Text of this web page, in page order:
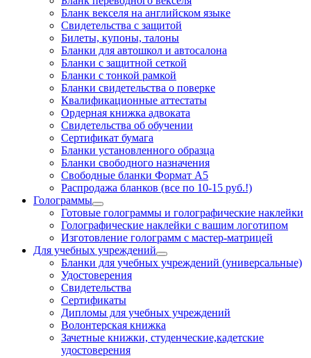
Бланк векселя на английском языке
Свидетельства с защитой
Билеты, купоны, талоны
Бланки для автошкол и автосалона
Бланки с защитной сеткой
Бланки с тонкой рамкой
Бланки свидетельства о поверке
Квалификационные аттестаты
Ордерная книжка адвоката
Свидетельства об обучении
Сертификат бумага
Бланки установленного образца
Бланки свободного назначения
Свободные бланки Формат А5
Распродажа бланков (все по 10-15 руб.!)
Голограммы
Готовые голограммы и голографические наклейки
Голографические наклейки с вашим логотипом
Изготовление голограмм с мастер-матрицей
Для учебных учреждений
Бланки для учебных учреждений (универсальные)
Удостоверения
Свидетельства
Сертификаты
Дипломы для учебных учреждений
Волонтерская книжка
Зачетные книжки, студенческие,кадетские
удостоверения